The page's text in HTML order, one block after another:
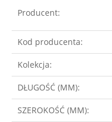
Producent:
Kod producenta:
Kolekcja:
DŁUGOŚĆ (MM):
SZEROKOŚĆ (MM):